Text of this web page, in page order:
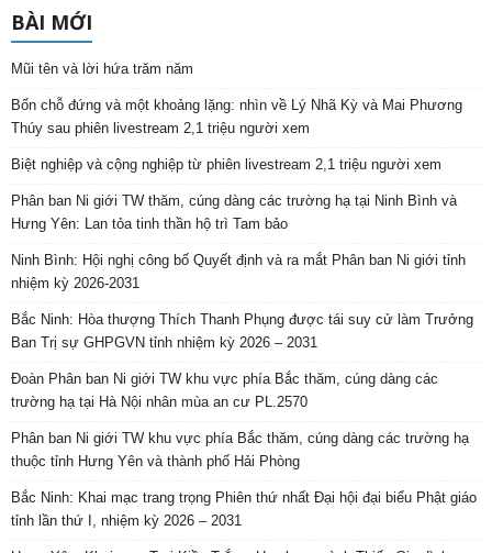
BÀI MỚI
Mũi tên và lời hứa trăm năm
Bốn chỗ đứng và một khoảng lặng: nhìn về Lý Nhã Kỳ và Mai Phương
Thúy sau phiên livestream 2,1 triệu người xem
Biệt nghiệp và cộng nghiệp từ phiên livestream 2,1 triệu người xem
Phân ban Ni giới TW thăm, cúng dàng các trường hạ tại Ninh Bình và
Hưng Yên: Lan tỏa tinh thần hộ trì Tam bảo
Ninh Bình: Hội nghị công bố Quyết định và ra mắt Phân ban Ni giới tỉnh
nhiệm kỳ 2026-2031
Bắc Ninh: Hòa thượng Thích Thanh Phụng được tái suy cử làm Trưởng
Ban Trị sự GHPGVN tỉnh nhiệm kỳ 2026 – 2031
Đoàn Phân ban Ni giới TW khu vực phía Bắc thăm, cúng dàng các
trường hạ tại Hà Nội nhân mùa an cư PL.2570
Phân ban Ni giới TW khu vực phía Bắc thăm, cúng dàng các trường hạ
thuộc tỉnh Hưng Yên và thành phố Hải Phòng
Bắc Ninh: Khai mạc trang trọng Phiên thứ nhất Đại hội đại biểu Phật giáo
tỉnh lần thứ I, nhiệm kỳ 2026 – 2031